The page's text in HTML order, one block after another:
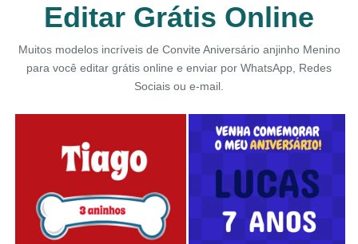
Editar Grátis Online
Muitos modelos incríveis de Convite Aniversário anjinho Menino
para você editar grátis online e enviar por WhatsApp, Redes
Sociais ou e-mail.